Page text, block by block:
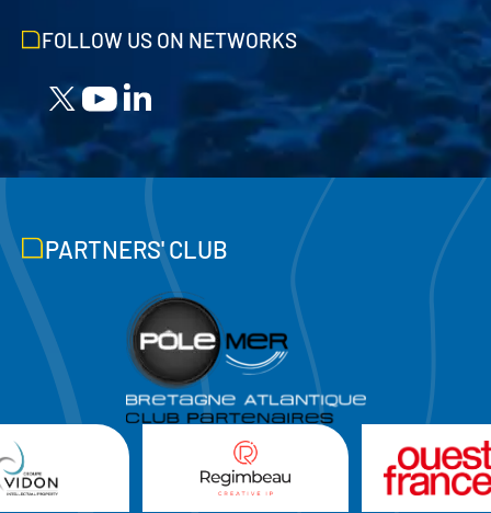
FOLLOW US ON NETWORKS
PARTNERS' CLUB